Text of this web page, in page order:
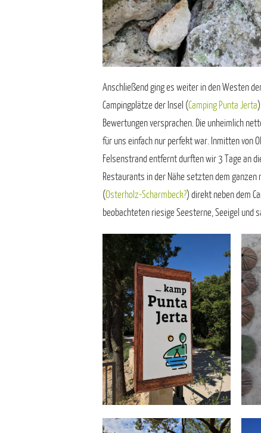
Anschließend ging es weiter in den Westen
Campingplätze der Insel (Camping Punta Jerta
Bewertungen versprachen. Die unheimlich
für uns einfach nur perfekt war. Inmitten von
Felsenstrand entfernt durften wir 3 Tage an
Restaurants in der Nähe setzten dem ganzen
(Osterholz-Scharmbeck?) direkt neben dem
beobachteten riesige Seesterne, Seeigel und